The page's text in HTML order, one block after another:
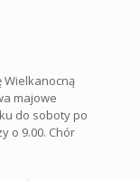
Wielkanocną
majowe
do soboty po
o 9.00. Chór